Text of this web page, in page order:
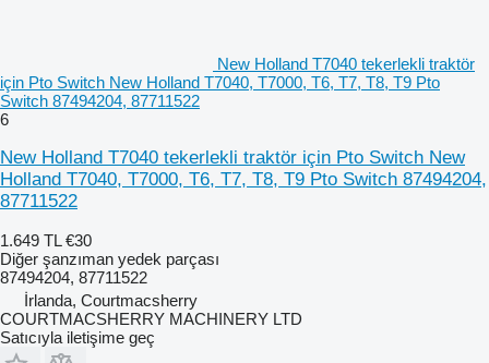
New Holland T7040 tekerlekli traktör
için Pto Switch New Holland T7040, T7000, T6, T7, T8, T9 Pto
Switch 87494204, 87711522
6
New Holland T7040 tekerlekli traktör için Pto Switch New
Holland T7040, T7000, T6, T7, T8, T9 Pto Switch 87494204,
87711522
1.649 TL €30
Diğer şanzıman yedek parçası
87494204, 87711522
İrlanda, Courtmacsherry
COURTMACSHERRY MACHINERY LTD
Satıcıyla iletişime geç